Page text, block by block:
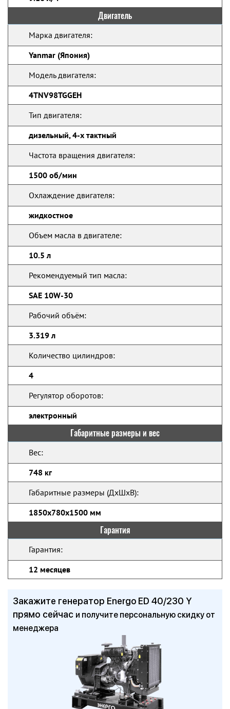
Двигатель
Марка двигателя:
Yanmar (Япония)
Модель двигателя:
4TNV98TGGEH
Тип двигателя:
дизельный, 4-х тактный
Частота вращения двигателя:
1500 об/мин
Охлаждение двигателя:
жидкостное
Объем масла в двигателе:
10.5 л
Рекомендуемый тип масла:
SAE 10W-30
Рабочий объём:
3.319 л
Количество цилиндров:
4
Регулятор оборотов:
электронный
Габаритные размеры и вес
Вес:
748 кг
Габаритные размеры (ДхШхВ):
1850х780х1500 мм
Гарантия
Гарантия:
12 месяцев
Закажите генератор Energo ED 40/230 Y
прямо сейчас и получите персональную скидку от
менеджера